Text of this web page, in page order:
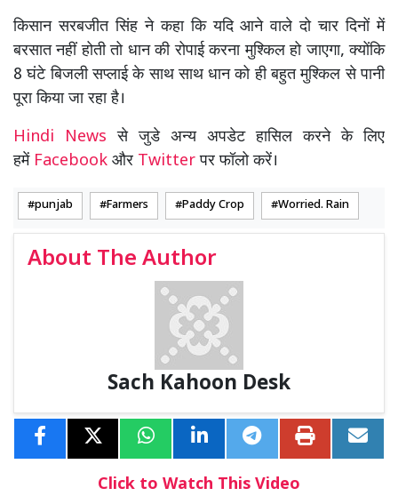
किसान सरबजीत सिंह ने कहा कि यदि आने वाले दो चार दिनों में
बरसात नहीं होती तो धान की रोपाई करना मुश्किल हो जाएगा, क्योंकि
8 घंटे बिजली सप्लाई के साथ साथ धान को ही बहुत मुश्किल से पानी
पूरा किया जा रहा है।
Hindi Newsसे जुडे अन्य अपडेट हासिल करने के लिए
हमें Facebook और Twitterपर फॉलो करें।
punjab Farmers Paddy Crop Worried. Rain
About The Author
Sach Kahoon Desk
Click to Watch This Video